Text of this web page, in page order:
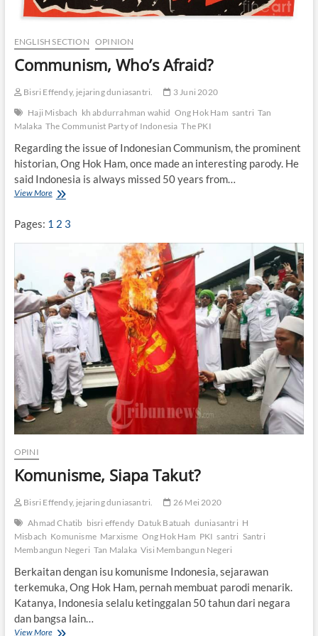
ENGLISH SECTION OPINION
Communism, Who’s Afraid?
Bisri Effendy, jejaring duniasantri.
3 Juni 2020
Haji Misbach kh abdurrahman wahid Ong Hok Ham santri Tan
Malaka The Communist Party of Indonesia The PKI
Regarding the issue of Indonesian Communism, the prominent
historian, Ong Hok Ham, once made an interesting parody. He
said Indonesia is always missed 50 years from…
View MoreC
m
m
u
m
,
W
h
o
’
s
A
f
r
i
Pages: 1 2 3
OPINI
Komunisme, Siapa Takut?
Bisri Effendy, jejaring duniasantri.
26 Mei 2020
Ahmad Chatib bisri effendy Datuk Batuah duniasantri H
Misbach Komunisme Marxisme Ong Hok Ham PKI santri Santri
Membangun Negeri Tan Malaka Visi Membangun Negeri
Berkaitan dengan isu komunisme Indonesia, sejarawan
terkemuka, Ong Hok Ham, pernah membuat parodi menarik.
Katanya, Indonesia selalu ketinggalan 50 tahun dari negara
dan bangsa lain…
View MoreK